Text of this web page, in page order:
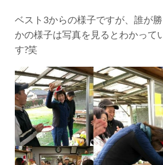
ベスト3からの様子ですが、誰が
かの様子は写真を見るとわかって
す?笑